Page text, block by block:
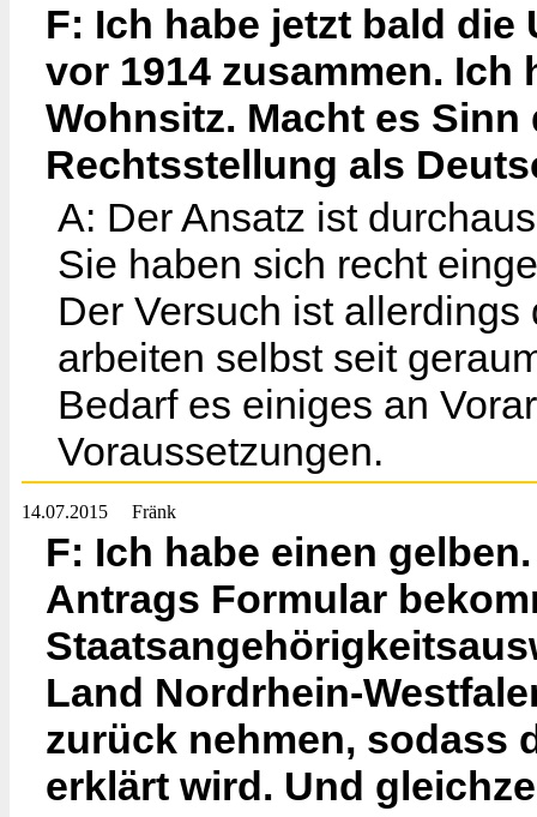
F: Ich habe jetzt bald
vor 1914 zusammen.
Wohnsitz. Macht es
Rechtsstellung als
A: Der Ansatz ist
Sie haben sich recht
Der Versuch ist
arbeiten selbst seit
Bedarf es einiges an
Voraussetzungen.
14.07.2015 Fränk
F: Ich habe einen
Antrags Formular
Land Nordrhein-
zurück nehmen, sodass
erklärt wird. Und